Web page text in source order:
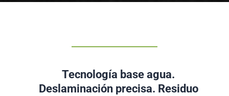
Tecnología base agua.
Deslaminación precisa. Residuo